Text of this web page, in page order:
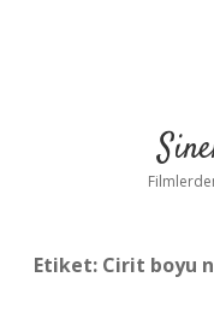
Etiket: Cirit boyu